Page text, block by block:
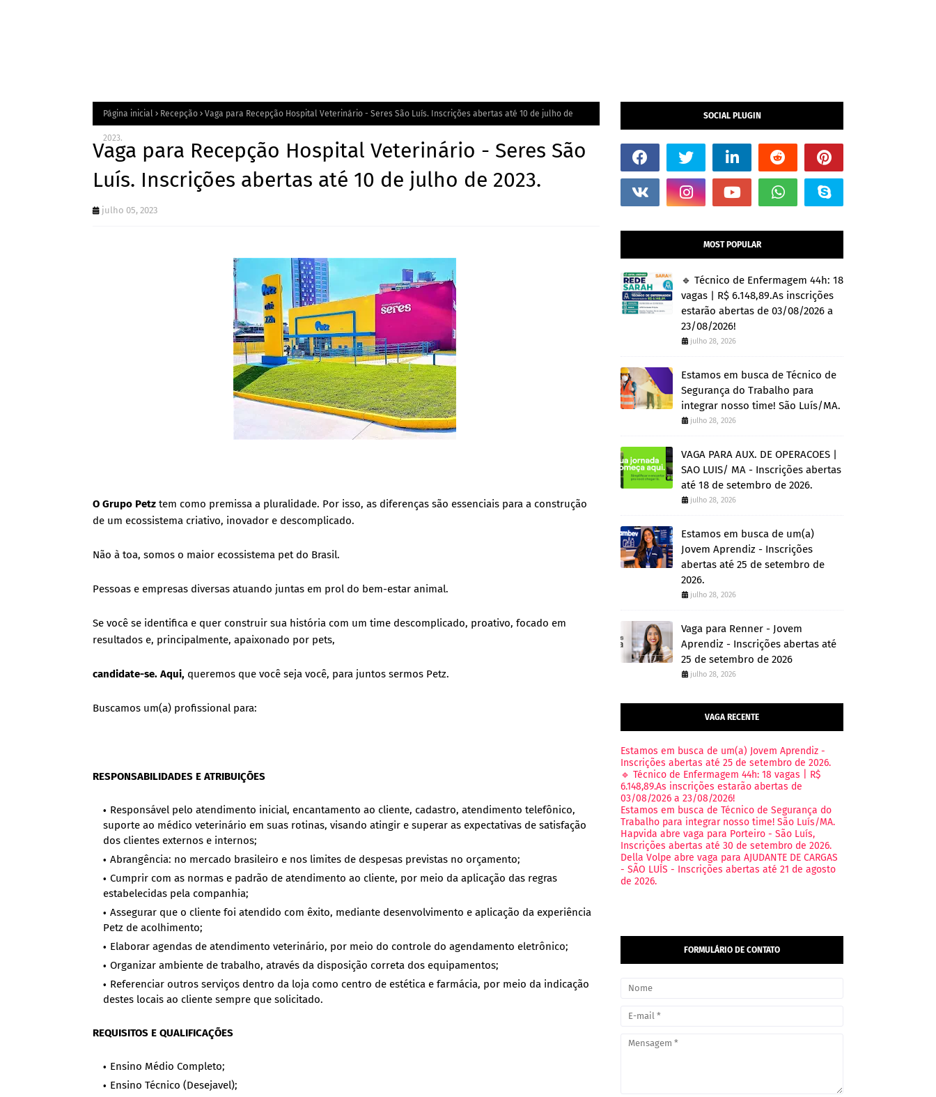
Página inicial Recepção Vaga para Recepção Hospital Veterinário - Seres São Luís. Inscrições abertas até 10 de julho de
2023.
Vaga para Recepção Hospital Veterinário - Seres São
Luís. Inscrições abertas até 10 de julho de 2023.
julho 05, 2023
O Grupo Petz tem como premissa a pluralidade. Por isso, as diferenças são essenciais para a construção
de um ecossistema criativo, inovador e descomplicado.
Não à toa, somos o maior ecossistema pet do Brasil.
Pessoas e empresas diversas atuando juntas em prol do bem-estar animal.
Se você se identifica e quer construir sua história com um time descomplicado, proativo, focado em
resultados e, principalmente, apaixonado por pets,
candidate-se. Aqui, queremos que você seja você, para juntos sermos Petz.
Buscamos um(a) profissional para:
RESPONSABILIDADES E ATRIBUIÇÕES
Responsável pelo atendimento inicial, encantamento ao cliente, cadastro, atendimento telefônico,
suporte ao médico veterinário em suas rotinas, visando atingir e superar as expectativas de satisfação
dos clientes externos e internos;
Abrangência: no mercado brasileiro e nos limites de despesas previstas no orçamento;
Cumprir com as normas e padrão de atendimento ao cliente, por meio da aplicação das regras
estabelecidas pela companhia;
Assegurar que o cliente foi atendido com êxito, mediante desenvolvimento e aplicação da experiência
Petz de acolhimento;
Elaborar agendas de atendimento veterinário, por meio do controle do agendamento eletrônico;
Organizar ambiente de trabalho, através da disposição correta dos equipamentos;
Referenciar outros serviços dentro da loja como centro de estética e farmácia, por meio da indicação
destes locais ao cliente sempre que solicitado.
REQUISITOS E QUALIFICAÇÕES
Ensino Médio Completo;
Ensino Técnico (Desejavel);
SOCIAL PLUGIN
MOST POPULAR
🔹 Técnico de Enfermagem 44h: 18
vagas | R$ 6.148,89.As inscrições
estarão abertas de 03/08/2026 a
23/08/2026!
julho 28, 2026
Estamos em busca de Técnico de
Segurança do Trabalho para
integrar nosso time! São Luís/MA.
julho 28, 2026
VAGA PARA AUX. DE OPERACOES |
SAO LUIS/ MA - Inscrições abertas
até 18 de setembro de 2026.
julho 28, 2026
Estamos em busca de um(a)
Jovem Aprendiz - Inscrições
abertas até 25 de setembro de
2026.
julho 28, 2026
Vaga para Renner - Jovem
Aprendiz - Inscrições abertas até
25 de setembro de 2026
julho 28, 2026
VAGA RECENTE
Estamos em busca de um(a) Jovem Aprendiz -
Inscrições abertas até 25 de setembro de 2026.
🔹 Técnico de Enfermagem 44h: 18 vagas | R$
6.148,89.As inscrições estarão abertas de
03/08/2026 a 23/08/2026!
Estamos em busca de Técnico de Segurança do
Trabalho para integrar nosso time! São Luís/MA.
Hapvida abre vaga para Porteiro - São Luís,
Inscrições abertas até 30 de setembro de 2026.
Della Volpe abre vaga para AJUDANTE DE CARGAS
- SÃO LUÍS - Inscrições abertas até 21 de agosto
de 2026.
FORMULÁRIO DE CONTATO